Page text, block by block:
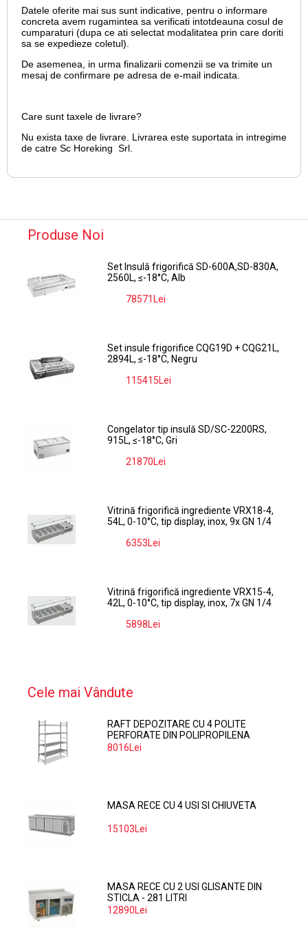
Datele oferite mai sus sunt indicative, pentru o informare
concreta avem rugamintea sa verificati intotdeauna cosul de
cumparaturi (dupa ce ati selectat modalitatea prin care doriti
sa se expedieze coletul).
De asemenea, in urma finalizarii comenzii se va trimite un
mesaj de confirmare pe adresa de e-mail indicata.
Care sunt taxele de livrare?
Nu exista taxe de livrare. Livrarea este suportata in intregime
de catre Sc Horeking Srl.
Produse Noi
Set Insulă frigorifică SD-600A,SD-830A,
2560L, ≤-18°C, Alb
78571Lei
Set insule frigorifice CQG19D + CQG21L,
2894L, ≤-18°C, Negru
115415Lei
Congelator tip insulă SD/SC-2200RS,
915L, ≤-18°C, Gri
21870Lei
Vitrină frigorifică ingrediente VRX18-4,
54L, 0-10°C, tip display, inox, 9x GN 1/4
6353Lei
Vitrină frigorifică ingrediente VRX15-4,
42L, 0-10°C, tip display, inox, 7x GN 1/4
5898Lei
Cele mai Vândute
RAFT DEPOZITARE CU 4 POLITE
PERFORATE DIN POLIPROPILENA
374*60 CM
8016Lei
MASA RECE CU 4 USI SI CHIUVETA
15103Lei
MASA RECE CU 2 USI GLISANTE DIN
STICLA - 281 LITRI
12890Lei